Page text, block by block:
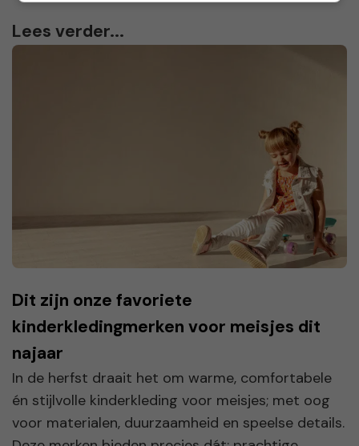
Lees verder...
Dit zijn onze favoriete
kinderkledingmerken voor meisjes dit
najaar
In de herfst draait het om warme, comfortabele
én stijlvolle kinderkleding voor meisjes; met oog
voor materialen, duurzaamheid en speelse details.